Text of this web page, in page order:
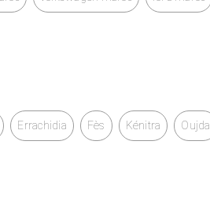
Errachidia Fès Kénitra Oujda